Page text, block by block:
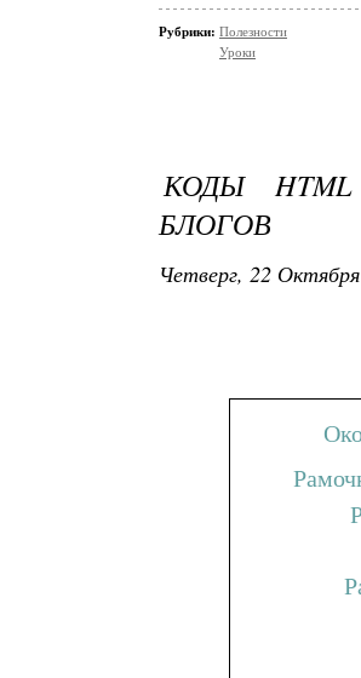
Рубрики: Полезности
Уроки
КОДЫ
БЛОГОВ
Четверг, 22